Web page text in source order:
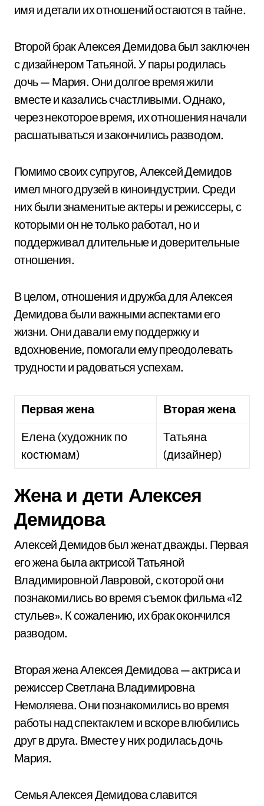
имя и детали их отношений остаются в тайне.
Второй брак Алексея Демидова был заключен
с дизайнером Татьяной. У пары родилась
дочь — Мария. Они долгое время жили
вместе и казались счастливыми. Однако,
через некоторое время, их отношения начали
расшатываться и закончились разводом.
Помимо своих супругов, Алексей Демидов
имел много друзей в киноиндустрии. Среди
них были знаменитые актеры и режиссеры, с
которыми он не только работал, но и
поддерживал длительные и доверительные
отношения.
В целом, отношения и дружба для Алексея
Демидова были важными аспектами его
жизни. Они давали ему поддержку и
вдохновение, помогали ему преодолевать
трудности и радоваться успехам.
Первая жена
Вторая жена
Елена (художник по
костюмам)
Татьяна
(дизайнер)
Жена и дети Алексея
Демидова
Алексей Демидов был женат дважды. Первая
его жена была актрисой Татьяной
Владимировной Лавровой, с которой они
познакомились во время съемок фильма «12
стульев». К сожалению, их брак окончился
разводом.
Вторая жена Алексея Демидова — актриса и
режиссер Светлана Владимировна
Немоляева. Они познакомились во время
работы над спектаклем и вскоре влюбились
друг в друга. Вместе у них родилась дочь
Мария.
Семья Алексея Демидова славится